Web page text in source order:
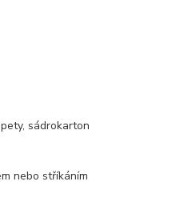
sádrokarton
nebo stříkáním